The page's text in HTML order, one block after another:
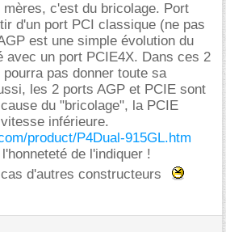
c'est du bricolage. Port
d'un port PCI classique (ne pas
est une simple évolution du
avec un port PCIE4X. Dans ces 2
pas donner toute sa
les 2 ports AGP et PCIE sont
du "bricolage", la PCIE
inférieure.
product/P4Dual-915GL.htm
de l'indiquer !
d'autres constructeurs